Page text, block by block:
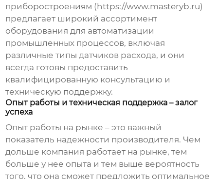
приборостроениям (https://www.masteryb.ru)
предлагает широкий ассортимент
оборудования для автоматизации
промышленных процессов, включая
различные типы датчиков расхода, и они
всегда готовы предоставить
квалифицированную консультацию и
техническую поддержку.
Опыт работы и техническая поддержка – залог
успеха
Опыт работы на рынке – это важный
показатель надежности производителя. Чем
дольше компания работает на рынке, тем
больше у нее опыта и тем выше вероятность
того, что она сможет предложить оптимальное